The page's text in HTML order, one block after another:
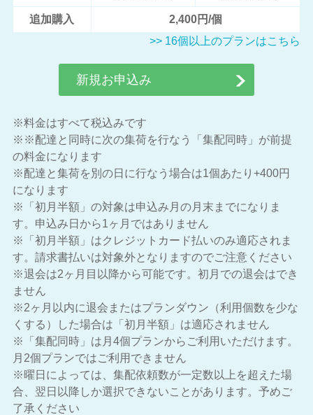
追加購入
2,400円/個
>> 16個以上のプランはこちら
新規お申込み
※料金はすべて税込みです
※※配達と同時に次の集荷を行なう「集配同時」が前提
の料金になります
※配達と集荷を別の日に行なう場合は1個あたり+400円
になります
※「初月半額」の対象は申込み月の月末までになりま
す。申込み日から1ヶ月ではありません
※「初月半額」はクレジットカード払いのみ適応されま
す。請求書払いは対象外となりますのでご注意ください
※退会は2ヶ月目以降から可能です。初月での退会はでき
ません
※2ヶ月以内に退会またはプランダウン（利用個数を少な
くする）した場合は「初月半額」は適応されません
※「集配同時」は月4個プランからご利用いただけます。
月2個プランではご利用できません
※曜日によっては、集配依頼数が一定数以上を超えた場
合、翌日以降しか選択できないことがあります。予めご
了承ください